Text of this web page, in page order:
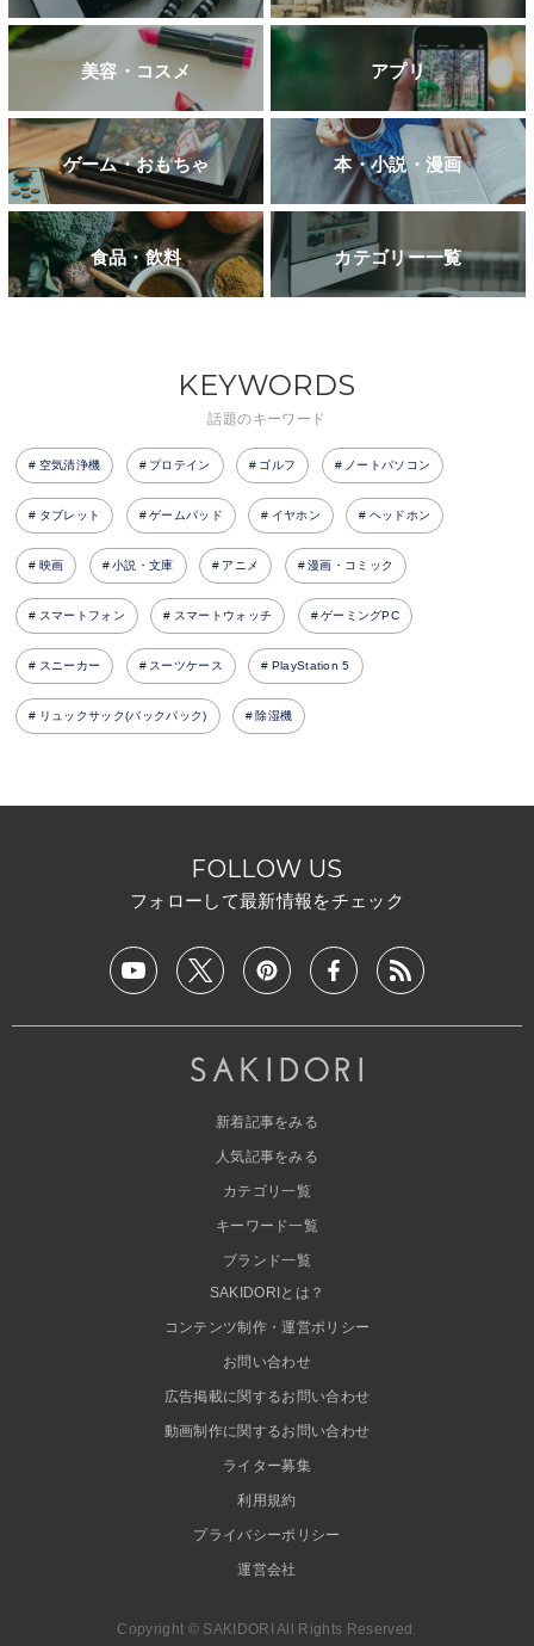
美容・コスメ アプリ
ゲーム・おもちゃ 本・小説・漫画
食品・飲料 カテゴリー一覧
KEYWORDS
話題のキーワード
空気清浄機 プロテイン ゴルフ ノートパソコン
タブレット ゲームパッド イヤホン ヘッドホン
映画 小説・文庫 アニメ 漫画・コミック
スマートフォン スマートウォッチ ゲーミングPC
スニーカー スーツケース PlayStation 5
リュックサック(バックパック) 除湿機
FOLLOW US
フォローして最新情報をチェック
新着記事をみる
人気記事をみる
カテゴリ一覧
キーワード一覧
ブランド一覧
SAKIDORIとは？
コンテンツ制作・運営ポリシー
お問い合わせ
広告掲載に関するお問い合わせ
動画制作に関するお問い合わせ
ライター募集
利用規約
プライバシーポリシー
運営会社
Copyright © SAKIDORI All Rights Reserved.